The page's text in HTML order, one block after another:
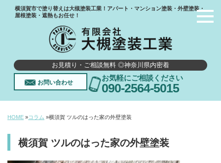
横須賀市で塗り替えは大槻塗装工業！アパート・マンション塗装・外壁塗装・
屋根塗装・遮熱もお任せ！
お見積り・ご相談無料 ◎神奈川県内密着
お問い合わせ
お気軽にご相談ください
090-2564-5015
HOME »コラム »横須賀 ツルのはった家の外壁塗装
横須賀 ツルのはった家の外壁塗装